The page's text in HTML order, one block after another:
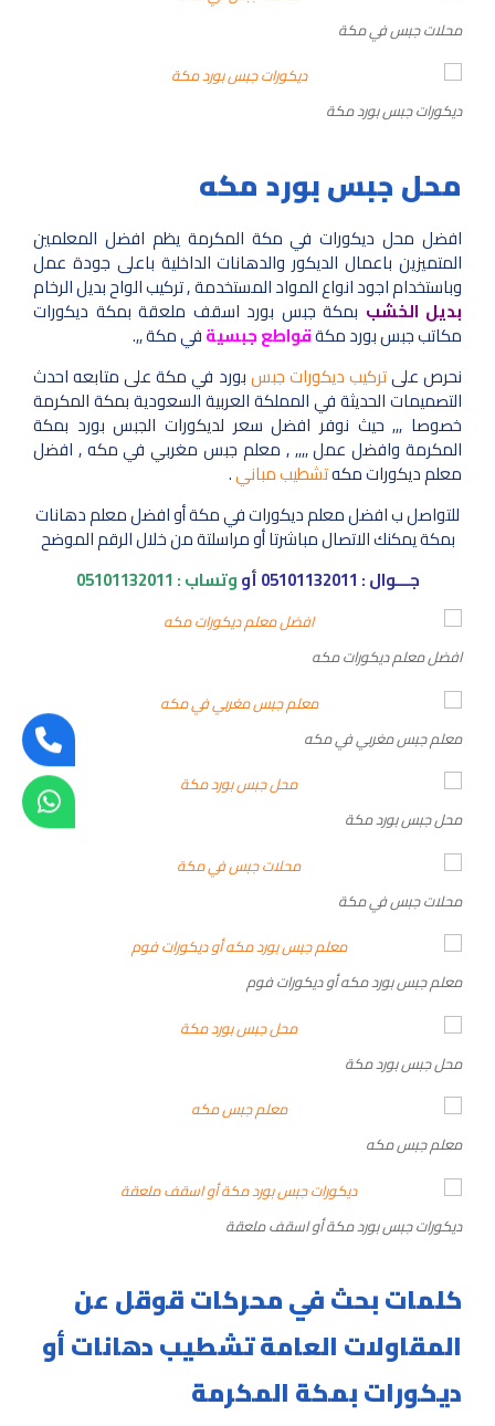
محلات جبس في مكة
ديكورات جبس بورد مكة
محل جبس بورد مكه
افضل محل ديكورات في مكة المكرمة يظم افضل المعلمين
المتميزين باعمال الديكور والدهانات الداخلية باعلى جودة عمل
وباستخدام اجود انواع المواد المستخدمة , تركيب الواح بديل الرخام
بديل الخشب بمكة جبس بورد اسقف ملعقة بمكة ديكورات
مكاتب جبس بورد مكةقواطع جبسيةفي مكة ,,.
نحرص علىتركيب ديكورات جبسبورد في مكة على متابعه احدث
التصميمات الحديثة في المملكة العربية السعودية بمكة المكرمة
خصوصا ,,, حيث نوفر افضل سعر لديكورات الجبس بورد بمكة
المكرمة وافضل عمل ,,,, , معلم جبس مغربي في مكه , افضل
معلم ديكورات مكهتشطيب مباني.
للتواصل ب افضل معلم ديكورات في مكة أو افضل معلم دهانات
بمكة يمكنك الاتصال مباشرتا أو مراسلتة من خلال الرقم الموضح
جـــوال : 05101132011أووتساب : 05101132011
افضل معلم ديكورات مكه
معلم جبس مغربي في مكه
محل جبس بورد مكة
محلات جبس في مكة
معلم جبس بورد مكه أو ديكورات فوم
محل جبس بورد مكة
معلم جبس مكه
ديكورات جبس بورد مكة أو اسقف ملعقة
كلمات بحث في محركات قوقل عن
المقاولات العامة تشطيب دهانات أو
ديكورات بمكة المكرمة